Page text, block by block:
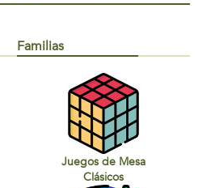
Familias
Juegos de Mesa
Clásicos